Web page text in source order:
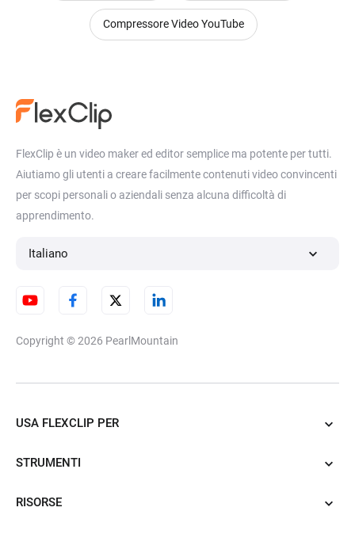
Compressore Video YouTube
FlexClip è un video maker ed editor semplice ma potente per tutti.
Aiutiamo gli utenti a creare facilmente contenuti video convincenti
per scopi personali o aziendali senza alcuna difficoltà di
apprendimento.
Italiano
Copyright © 2026 PearlMountain
USA FLEXCLIP PER
STRUMENTI
RISORSE